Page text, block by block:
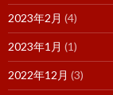
2023年2月 (4)
2023年1月 (1)
2022年12月 (3)